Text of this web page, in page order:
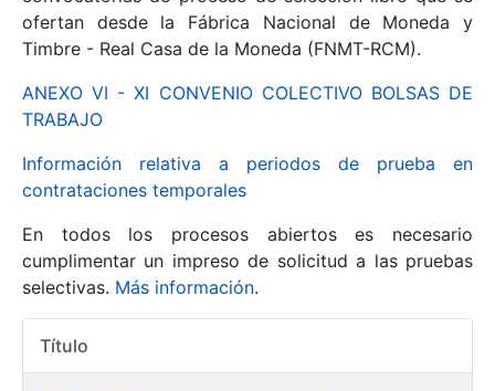
Mostrar/Ocultar
ofertan desde la Fábrica Nacional de Moneda y
Timbre - Real Casa de la Moneda (FNMT-RCM).
ANEXO VI - XI CONVENIO COLECTIVO BOLSAS DE
TRABAJO
Información relativa a periodos de prueba en
contrataciones temporales
En todos los procesos abiertos es necesario
cumplimentar un impreso de solicitud a las pruebas
selectivas. Más información.
Título